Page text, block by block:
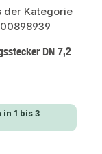
DN 7,2
1 bis 3